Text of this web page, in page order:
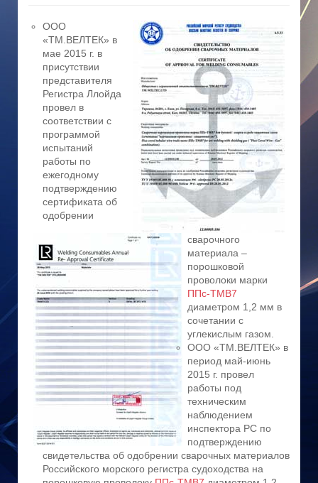
ООО
«ТМ.ВЕЛТЕК» в
мае 2015 г. в
присутствии
представителя
Регистра Ллойда
провел в
соответствии с
программой
испытаний
работы по
ежегодному
подтверждению
сертификата об
одобрении
сварочного
материала –
порошковой
проволоки марки
ППс-ТМВ7
диаметром 1,2 мм в
сочетании с
углекислым газом.
ООО «ТМ.ВЕЛТЕК» в
период май-июнь
2015 г. провел
работы под
техническим
наблюдением
инспектора РС по
подтверждению
свидетельства об одобрении сварочных материалов
Российского морского регистра судоходства на